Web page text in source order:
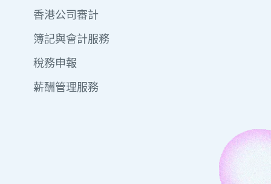
香港公司審計
簿記與會計服務
稅務申報
薪酬管理服務